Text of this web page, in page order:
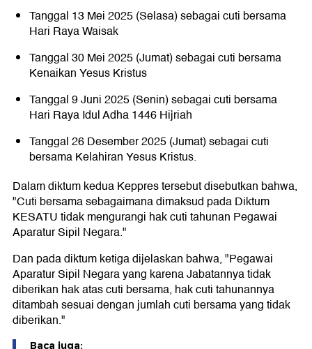
Tanggal 13 Mei 2025 (Selasa) sebagai cuti bersama
Hari Raya Waisak
Tanggal 30 Mei 2025 (Jumat) sebagai cuti bersama
Kenaikan Yesus Kristus
Tanggal 9 Juni 2025 (Senin) sebagai cuti bersama
Hari Raya Idul Adha 1446 Hijriah
Tanggal 26 Desember 2025 (Jumat) sebagai cuti
bersama Kelahiran Yesus Kristus.
Dalam diktum kedua Keppres tersebut disebutkan bahwa,
"Cuti bersama sebagaimana dimaksud pada Diktum
KESATU tidak mengurangi hak cuti tahunan Pegawai
Aparatur Sipil Negara."
Dan pada diktum ketiga dijelaskan bahwa, "Pegawai
Aparatur Sipil Negara yang karena Jabatannya tidak
diberikan hak atas cuti bersama, hak cuti tahunannya
ditambah sesuai dengan jumlah cuti bersama yang tidak
diberikan."
Baca juga: